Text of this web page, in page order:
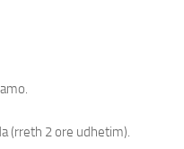
(rreth 2 ore udhetim).